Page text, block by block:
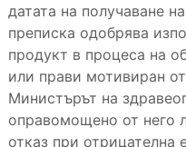
датата на получаване
преписка одобрява
продукт в процеса на
или прави мотивиран
Министърът на
оправомощено от него
отказ при отрицателна